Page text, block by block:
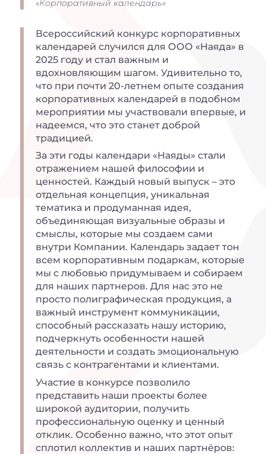
«Корпоративный календарь»
Всероссийский конкурс корпоративных
календарей случился для ООО «Наяда» в
2025 году и стал важным и
вдохновляющим шагом. Удивительно то,
что при почти 20-летнем опыте создания
корпоративных календарей в подобном
мероприятии мы участвовали впервые, и
надеемся, что это станет доброй
традицией.
За эти годы календари «Наяды» стали
отражением нашей философии и
ценностей. Каждый новый выпуск – это
отдельная концепция, уникальная
тематика и продуманная идея,
объединяющая визуальные образы и
смыслы, которые мы создаем сами
внутри Компании. Календарь задает тон
всем корпоративным подаркам, которые
мы с любовью придумываем и собираем
для наших партнеров. Для нас это не
просто полиграфическая продукция, а
важный инструмент коммуникации,
способный рассказать нашу историю,
подчеркнуть особенности нашей
деятельности и создать эмоциональную
связь с контрагентами и клиентами.
Участие в конкурсе позволило
представить наши проекты более
широкой аудитории, получить
профессиональную оценку и ценный
отклик. Особенно важно, что этот опыт
сплотил коллектив и наших партнёров: